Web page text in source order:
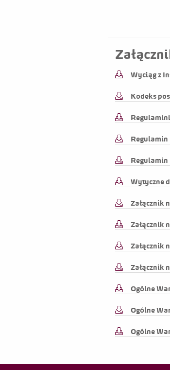
2026-04-22
2026-04-22
2026-04-22
2026-04-22
2026-04-22
2026-04-22
2026-02-07
2026-02-07
Wyciąg z
Kodeks
Regulamin
Regulamin
Wytyczne
Załącznik
Załącznik
Załącznik
Załącznik
Ogólne
Ogólne
Ogólne